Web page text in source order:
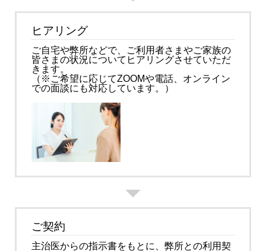
ヒアリング
ご自宅や弊所などで、ご利用者さまやご家族の
皆さまの状況についてヒアリングさせていただ
きます。
（※ご希望に応じてZOOMや電話、オンライン
での面談にも対応しています。）
ご契約
主治医からの指示書をもとに、弊所との利用契